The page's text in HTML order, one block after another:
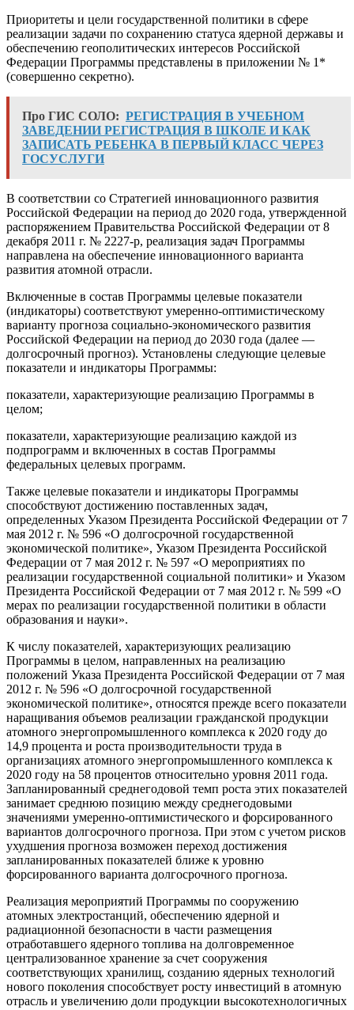
Приоритеты и цели государственной политики в сфере
реализации задачи по сохранению статуса ядерной державы и
обеспечению геополитических интересов Российской
Федерации Программы представлены в приложении № 1*
(совершенно секретно).
Про ГИС СОЛО: РЕГИСТРАЦИЯ В УЧЕБНОМ
ЗАВЕДЕНИИ РЕГИСТРАЦИЯ В ШКОЛЕ И КАК
ЗАПИСАТЬ РЕБЕНКА В ПЕРВЫЙ КЛАСС ЧЕРЕЗ
ГОСУСЛУГИ
В соответствии со Стратегией инновационного развития
Российской Федерации на период до 2020 года, утвержденной
распоряжением Правительства Российской Федерации от 8
декабря 2011 г. № 2227-р, реализация задач Программы
направлена на обеспечение инновационного варианта
развития атомной отрасли.
Включенные в состав Программы целевые показатели
(индикаторы) соответствуют умеренно-оптимистическому
варианту прогноза социально-экономического развития
Российской Федерации на период до 2030 года (далее —
долгосрочный прогноз). Установлены следующие целевые
показатели и индикаторы Программы:
показатели, характеризующие реализацию Программы в
целом;
показатели, характеризующие реализацию каждой из
подпрограмм и включенных в состав Программы
федеральных целевых программ.
Также целевые показатели и индикаторы Программы
способствуют достижению поставленных задач,
определенных Указом Президента Российской Федерации от 7
мая 2012 г. № 596 «О долгосрочной государственной
экономической политике», Указом Президента Российской
Федерации от 7 мая 2012 г. № 597 «О мероприятиях по
реализации государственной социальной политики» и Указом
Президента Российской Федерации от 7 мая 2012 г. № 599 «О
мерах по реализации государственной политики в области
образования и науки».
К числу показателей, характеризующих реализацию
Программы в целом, направленных на реализацию
положений Указа Президента Российской Федерации от 7 мая
2012 г. № 596 «О долгосрочной государственной
экономической политике», относятся прежде всего показатели
наращивания объемов реализации гражданской продукции
атомного энергопромышленного комплекса к 2020 году до
14,9 процента и роста производительности труда в
организациях атомного энергопромышленного комплекса к
2020 году на 58 процентов относительно уровня 2011 года.
Запланированный среднегодовой темп роста этих показателей
занимает среднюю позицию между среднегодовыми
значениями умеренно-оптимистического и форсированного
вариантов долгосрочного прогноза. При этом с учетом рисков
ухудшения прогноза возможен переход достижения
запланированных показателей ближе к уровню
форсированного варианта долгосрочного прогноза.
Реализация мероприятий Программы по сооружению
атомных электростанций, обеспечению ядерной и
радиационной безопасности в части размещения
отработавшего ядерного топлива на долговременное
централизованное хранение за счет сооружения
соответствующих хранилищ, созданию ядерных технологий
нового поколения способствует росту инвестиций в атомную
отрасль и увеличению доли продукции высокотехнологичных